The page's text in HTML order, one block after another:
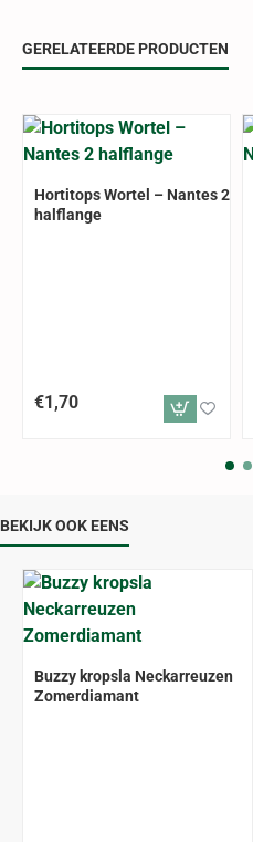
GERELATEERDE PRODUCTEN
Hortitops Wortel – Nantes 2
halflange
€1,70
BEKIJK OOK EENS
Buzzy kropsla Neckarreuzen
Zomerdiamant